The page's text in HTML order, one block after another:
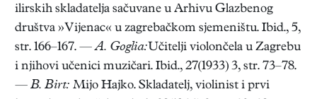
ilirskih skladatelja sačuvane u Arhivu Glazbenog
društva »Vijenac« u zagrebačkom sjemeništu. Ibid., 5,
str. 166–167. —A. Goglia:Učitelji violončela u Zagrebu
i njihovi učenici muzičari. Ibid., 27(1933) 3, str. 73–78.
— B. Birt: Mijo Hajko. Skladatelj, violinist i prvi